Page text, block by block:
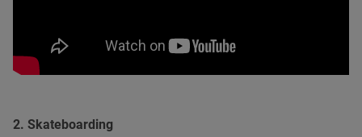
2. Skateboarding